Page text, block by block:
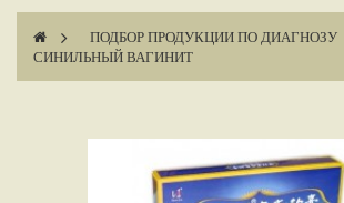
> ПОДБОР ПРОДУКЦИИ ПО ДИАГНОЗУ
СИНИЛЬНЫЙ ВАГИНИТ